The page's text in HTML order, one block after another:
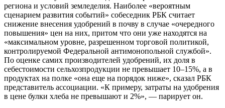
региона и условий земледелия. Наиболее «вероятным
сценарием развития событий» собеседник РБК считает
снижение внесения удобрений в почву в случае «очередного
повышения» цен на них, притом что они уже находятся на
«максимальном уровне, разрешенном торговой политикой,
контролируемой Федеральной антимонопольной службой».
По оценке самих производителей удобрений, их доля в
себестоимости сельхозпродукции не превышает 10–15%, а в
продуктах на полке «она еще на порядок ниже», сказал РБК
представитель ассоциации. «К примеру, затраты на удобрения
в цене булки хлеба не превышают и 2%», — парирует он.